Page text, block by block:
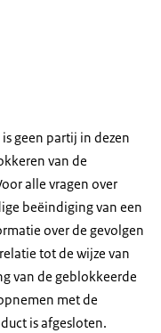
geen partij in dezen
van de
alle vragen over
beëindiging van een
over de gevolgen
tot de wijze van
van de geblokkeerde
met de
is afgesloten.